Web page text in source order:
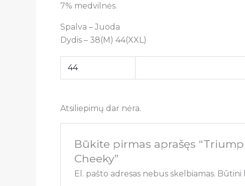
7% medvilnės.
Spalva – Juoda
Dydis – 38(M) 44(XXL)
44
Atsiliepimų dar nėra.
Būkite pirmas aprašęs
Cheeky”
El. pašto adresas nebus skelbiamas. Būtini